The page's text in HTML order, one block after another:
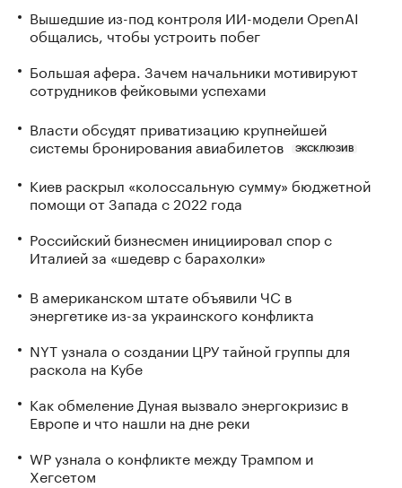
Вышедшие из-под контроля ИИ-модели OpenAI
общались, чтобы устроить побег
Большая афера. Зачем начальники мотивируют
сотрудников фейковыми успехами
Власти обсудят приватизацию крупнейшей
системы бронирования авиабилетов
ЭКСКЛЮЗИВ
Киев раскрыл «колоссальную сумму» бюджетной
помощи от Запада с 2022 года
Российский бизнесмен инициировал спор с
Италией за «шедевр с барахолки»
В американском штате объявили ЧС в
энергетике из-за украинского конфликта
NYT узнала о создании ЦРУ тайной группы для
раскола на Кубе
Как обмеление Дуная вызвало энергокризис в
Европе и что нашли на дне реки
WP узнала о конфликте между Трампом и
Хегсетом